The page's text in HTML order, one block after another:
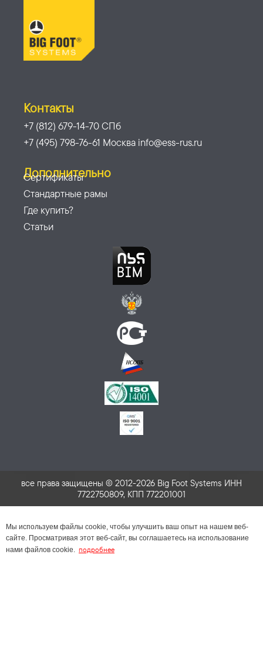
Контакты
+7 (812) 679-14-70 СПб
+7 (495) 798-76-61 Москва info@ess-rus.ru
Дополнительно
Сертификаты
Стандартные рамы
Где купить?
Статьи
все права защищены © 2012-2026 Big Foot Systems ИНН
7722750809, КПП 772201001
Мы используем файлы cookie, чтобы улучшить ваш опыт на нашем веб-
сайте. Просматривая этот веб-сайт, вы соглашаетесь на использование
нами файлов cookie. подробнее